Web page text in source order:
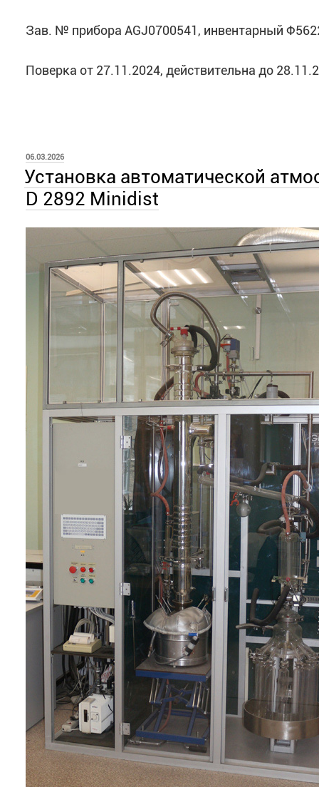
Зав. № прибора AGJ0700541, инвентарный
Поверка от 27.11.2024, действительна до
ОПУБЛИКОВАНО
06.03.2026
Установка автоматической
D 2892 Minidist